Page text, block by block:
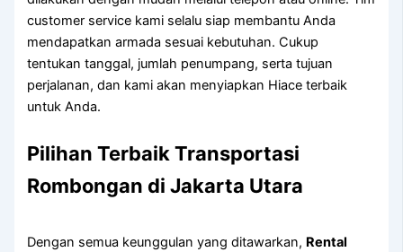
customer service kami selalu siap membantu Anda
mendapatkan armada sesuai kebutuhan. Cukup
tentukan tanggal, jumlah penumpang, serta tujuan
perjalanan, dan kami akan menyiapkan Hiace terbaik
untuk Anda.
Pilihan Terbaik Transportasi
Rombongan di Jakarta Utara
Dengan semua keunggulan yang ditawarkan, Rental